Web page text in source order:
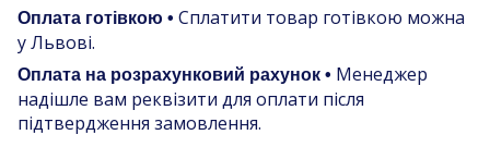
Оплата готівкою • Сплатити товар готівкою можна
у Львові.
Оплата на розрахунковий рахунок • Менеджер
надішле вам реквізити для оплати після
підтвердження замовлення.